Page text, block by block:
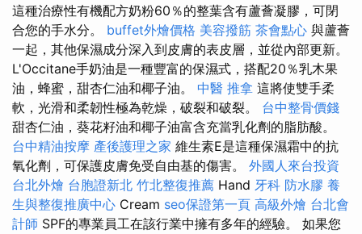
這種治療性有機配方奶粉60％的整葉含有蘆薈凝膠，可閉
合您的手水分。 buffet外燴價格 美容撥筋 茶會點心 與蘆薈
一起，其他保濕成分深入到皮膚的表皮層，並從內部更新。
L'Occitane手奶油是一種豐富的保濕式，搭配20％乳木果
油，蜂蜜，甜杏仁油和椰子油。 中醫 推拿 這將使雙手柔
軟，光滑和柔韌性極為乾燥，破裂和破裂。 台中整骨價錢
甜杏仁油，葵花籽油和椰子油富含充當乳化劑的脂肪酸。
台中精油按摩 產後護理之家 維生素E是這種保濕霜中的抗
氧化劑，可保護皮膚免受自由基的傷害。 外國人來台投資
台北外燴 台胞證新北 竹北整復推薦 Hand 牙科 防水膠 養
生與整復推廣中心 Cream seo保證第一頁 高級外燴 台北會
計師 SPF的專業員工在該行業中擁有多年的經驗。 如果您